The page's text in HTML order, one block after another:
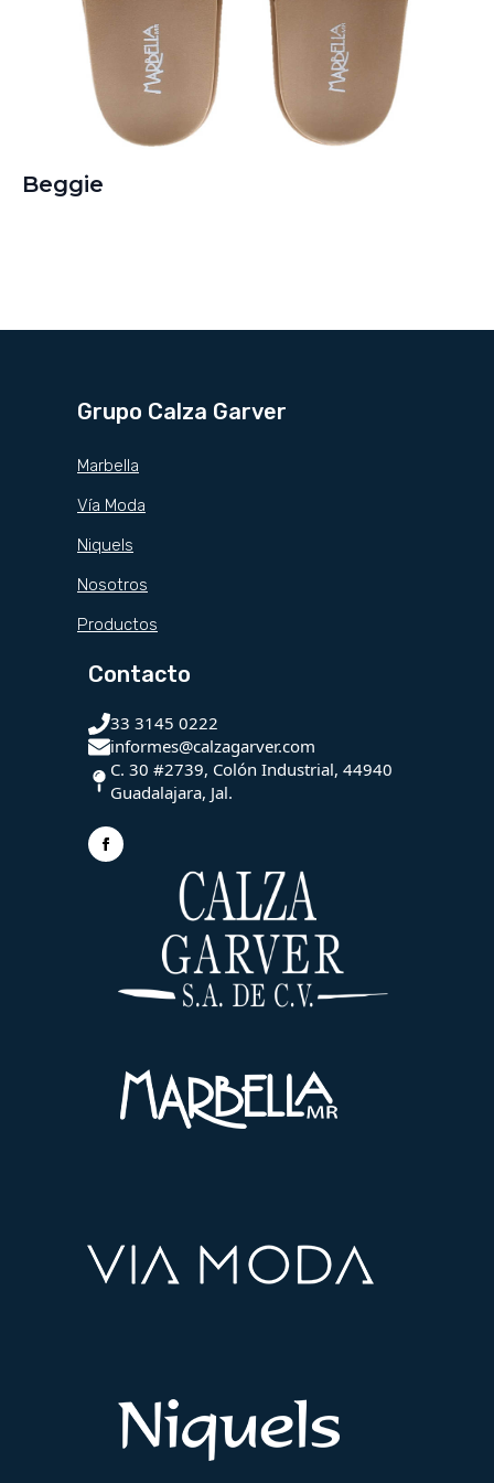
Beggie
Grupo Calza Garver
Marbella
Vía Moda
Niquels
Nosotros
Productos
Contacto
33 3145 0222
informes@calzagarver.com
C. 30 #2739, Colón Industrial, 44940
Guadalajara, Jal.